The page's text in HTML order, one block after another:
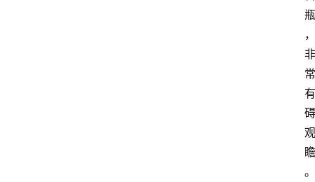
瓶
，
非
常
有
碍
观
瞻
。